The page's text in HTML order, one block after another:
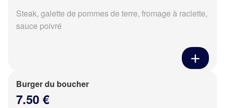
Steak, galette de pommes de terre, fromage à raclette,
sauce poivré
Burger du boucher
7.50 €